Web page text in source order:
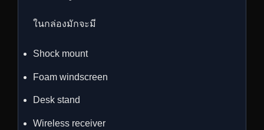
ในกล่องมักจะมี
Shock mount
Foam windscreen
Desk stand
Wireless receiver